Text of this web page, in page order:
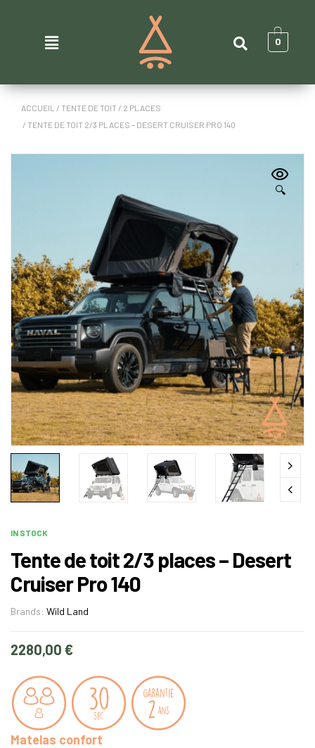
0
ACCUEIL / TENTE DE TOIT / 2 PLACES
/ TENTE DE TOIT 2/3 PLACES – DESERT CRUISER PRO 140
🔍
IN STOCK
Tente de toit 2/3 places – Desert
Cruiser Pro 140
Brands: Wild Land
2280,00 €
Matelas confort